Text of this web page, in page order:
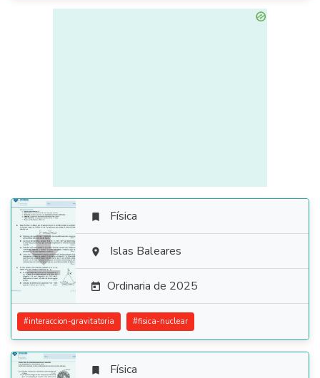

 Física
 Islas Baleares
 Ordinaria de 2025
#interaccion-gravitatoria #fisica-nuclear
 Física